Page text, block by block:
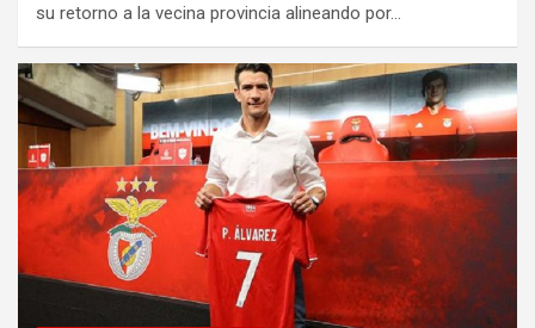
su retorno a la vecina provincia alineando por…